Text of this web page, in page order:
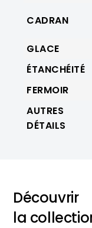
CADRAN
GLACE
ÉTANCHÉITÉ
FERMOIR
AUTRES
DÉTAILS
Découvrir
la